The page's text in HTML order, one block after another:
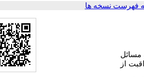
فهرست نسخه ها
مسائل
از